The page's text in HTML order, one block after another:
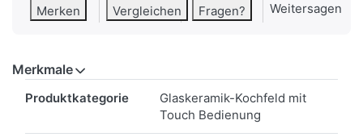
Merken Vergleichen Fragen? Weitersagen
Merkmale
Produktkategorie
Glaskeramik-Kochfeld mit
Touch Bedienung